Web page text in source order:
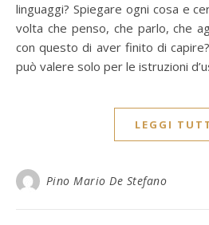
linguaggi? Spiegare ogni cosa e
volta che penso, che parlo, che
con questo di aver finito di
può valere solo per le istruzioni
LEGGI
Pino Mario De Stefano